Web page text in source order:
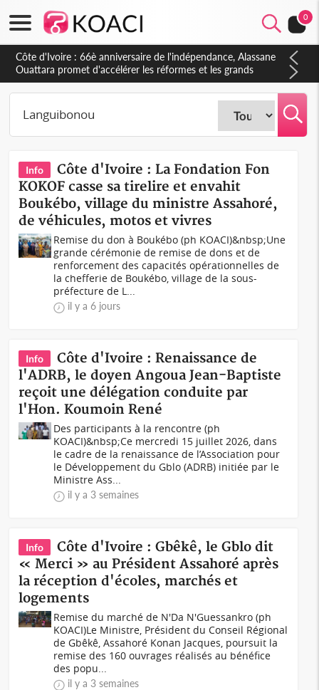
0
Côte d'Ivoire : À Abidjan, Amadou Oury Bah admire le modèle
ivoirien et veut s'en inspirer pour accélérer le développement
de la Guinée
Info
Côte d'Ivoire : La Fondation Fon
KOKOF casse sa tirelire et envahit
Boukébo, village du ministre Assahoré,
de véhicules, motos et vivres
Remise du don à Boukébo (ph KOACI)&nbsp;Une
grande cérémonie de remise de dons et de
renforcement des capacités opérationnelles de
la chefferie de Boukébo, village de la sous-
préfecture de L...
il y a 6 jours
Info
Côte d'Ivoire : Renaissance de
l'ADRB, le doyen Angoua Jean-Baptiste
reçoit une délégation conduite par
l'Hon. Koumoin René
Des participants à la rencontre (ph
KOACI)&nbsp;Ce mercredi 15 juillet 2026, dans
le cadre de la renaissance de l’Association pour
le Développement du Gblo (ADRB) initiée par le
Ministre Ass...
il y a 3 semaines
Info
Côte d'Ivoire : Gbêkê, le Gblo dit
« Merci » au Président Assahoré après
la réception d'écoles, marchés et
logements
Remise du marché de N'Da N'Guessankro (ph
KOACI)Le Ministre, Président du Conseil Régional
de Gbêkê, Assahoré Konan Jacques, poursuit la
remise des 160 ouvrages réalisés au bénéfice
des popu...
il y a 3 semaines